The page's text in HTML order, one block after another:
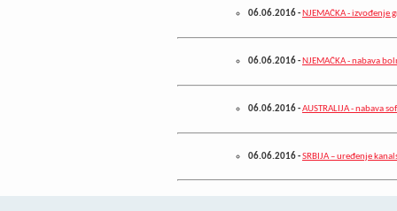
06.06.2016- NJEMAČKA -
06.06.2016- NJEMAČKA - nabava
06.06.2016-AUSTRALIJA - nabava
06.06.2016-SRBIJA – uređenje